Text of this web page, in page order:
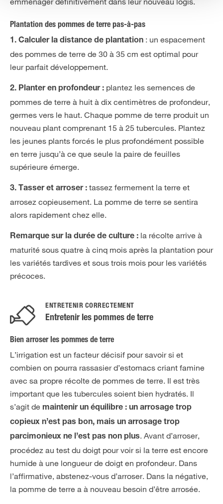
Plantation des pommes de terre pas-à-pas
1. Calculer la distance de plantation : un espacement
des pommes de terre de 30 à 35 cm est optimal pour
leur parfait développement.
2. Planter en profondeur : plantez les semences de
pommes de terre à huit à dix centimètres de profondeur,
germes vers le haut. Chaque pomme de terre produit un
nouveau plant comprenant 15 à 25 tubercules. Plantez
les jeunes plants forcés le plus profondément possible
en terre jusqu’à ce que seule la paire de feuilles
supérieure émerge.
3. Tasser et arroser : tassez fermement la terre et
arrosez copieusement. La pomme de terre se sentira
alors rapidement chez elle.
Remarque sur la durée de culture : la récolte arrive à
maturité sous quatre à cinq mois après la plantation pour
les variétés tardives et sous trois mois pour les variétés
précoces.
ENTRETENIR CORRECTEMENT
Entretenir les pommes de terre
Bien arroser les pommes de terre
L’irrigation est un facteur décisif pour savoir si et
combien on pourra rassasier d’estomacs criant famine
avec sa propre récolte de pommes de terre. Il est très
important que les tubercules soient bien hydratés. Il
s’agit de maintenir un équilibre : un arrosage trop
copieux n’est pas bon, mais un arrosage trop
parcimonieux ne l’est pas non plus. Avant d’arroser,
procédez au test du doigt pour voir si la terre est encore
humide à une longueur de doigt en profondeur. Dans
l’affirmative, abstenez-vous d’arroser. Dans la négative,
la pomme de terre a à nouveau besoin d’être arrosée.